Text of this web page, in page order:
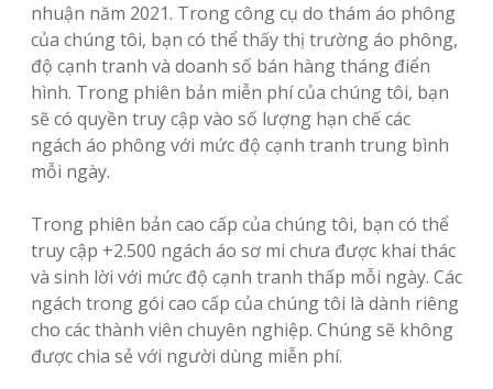
nhuận năm 2021. Trong công cụ do thám áo phông
của chúng tôi, bạn có thể thấy thị trường áo phông,
độ cạnh tranh và doanh số bán hàng tháng điển
hình. Trong phiên bản miễn phí của chúng tôi, bạn
sẽ có quyền truy cập vào số lượng hạn chế các
ngách áo phông với mức độ cạnh tranh trung bình
mỗi ngày.
Trong phiên bản cao cấp của chúng tôi, bạn có thể
truy cập +2.500 ngách áo sơ mi chưa được khai thác
và sinh lời với mức độ cạnh tranh thấp mỗi ngày. Các
ngách trong gói cao cấp của chúng tôi là dành riêng
cho các thành viên chuyên nghiệp. Chúng sẽ không
được chia sẻ với người dùng miễn phí.